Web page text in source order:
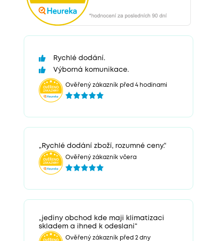
Rychlé dodání.
Výborná komunikace.
Ověřený zákazník před 4 hodinami
„Rychlé dodání zboží, rozumné ceny.“
Ověřený zákazník včera
„jediny obchod kde maji klimatizaci
skladem a ihned k odeslani“
Ověřený zákazník před 2 dny